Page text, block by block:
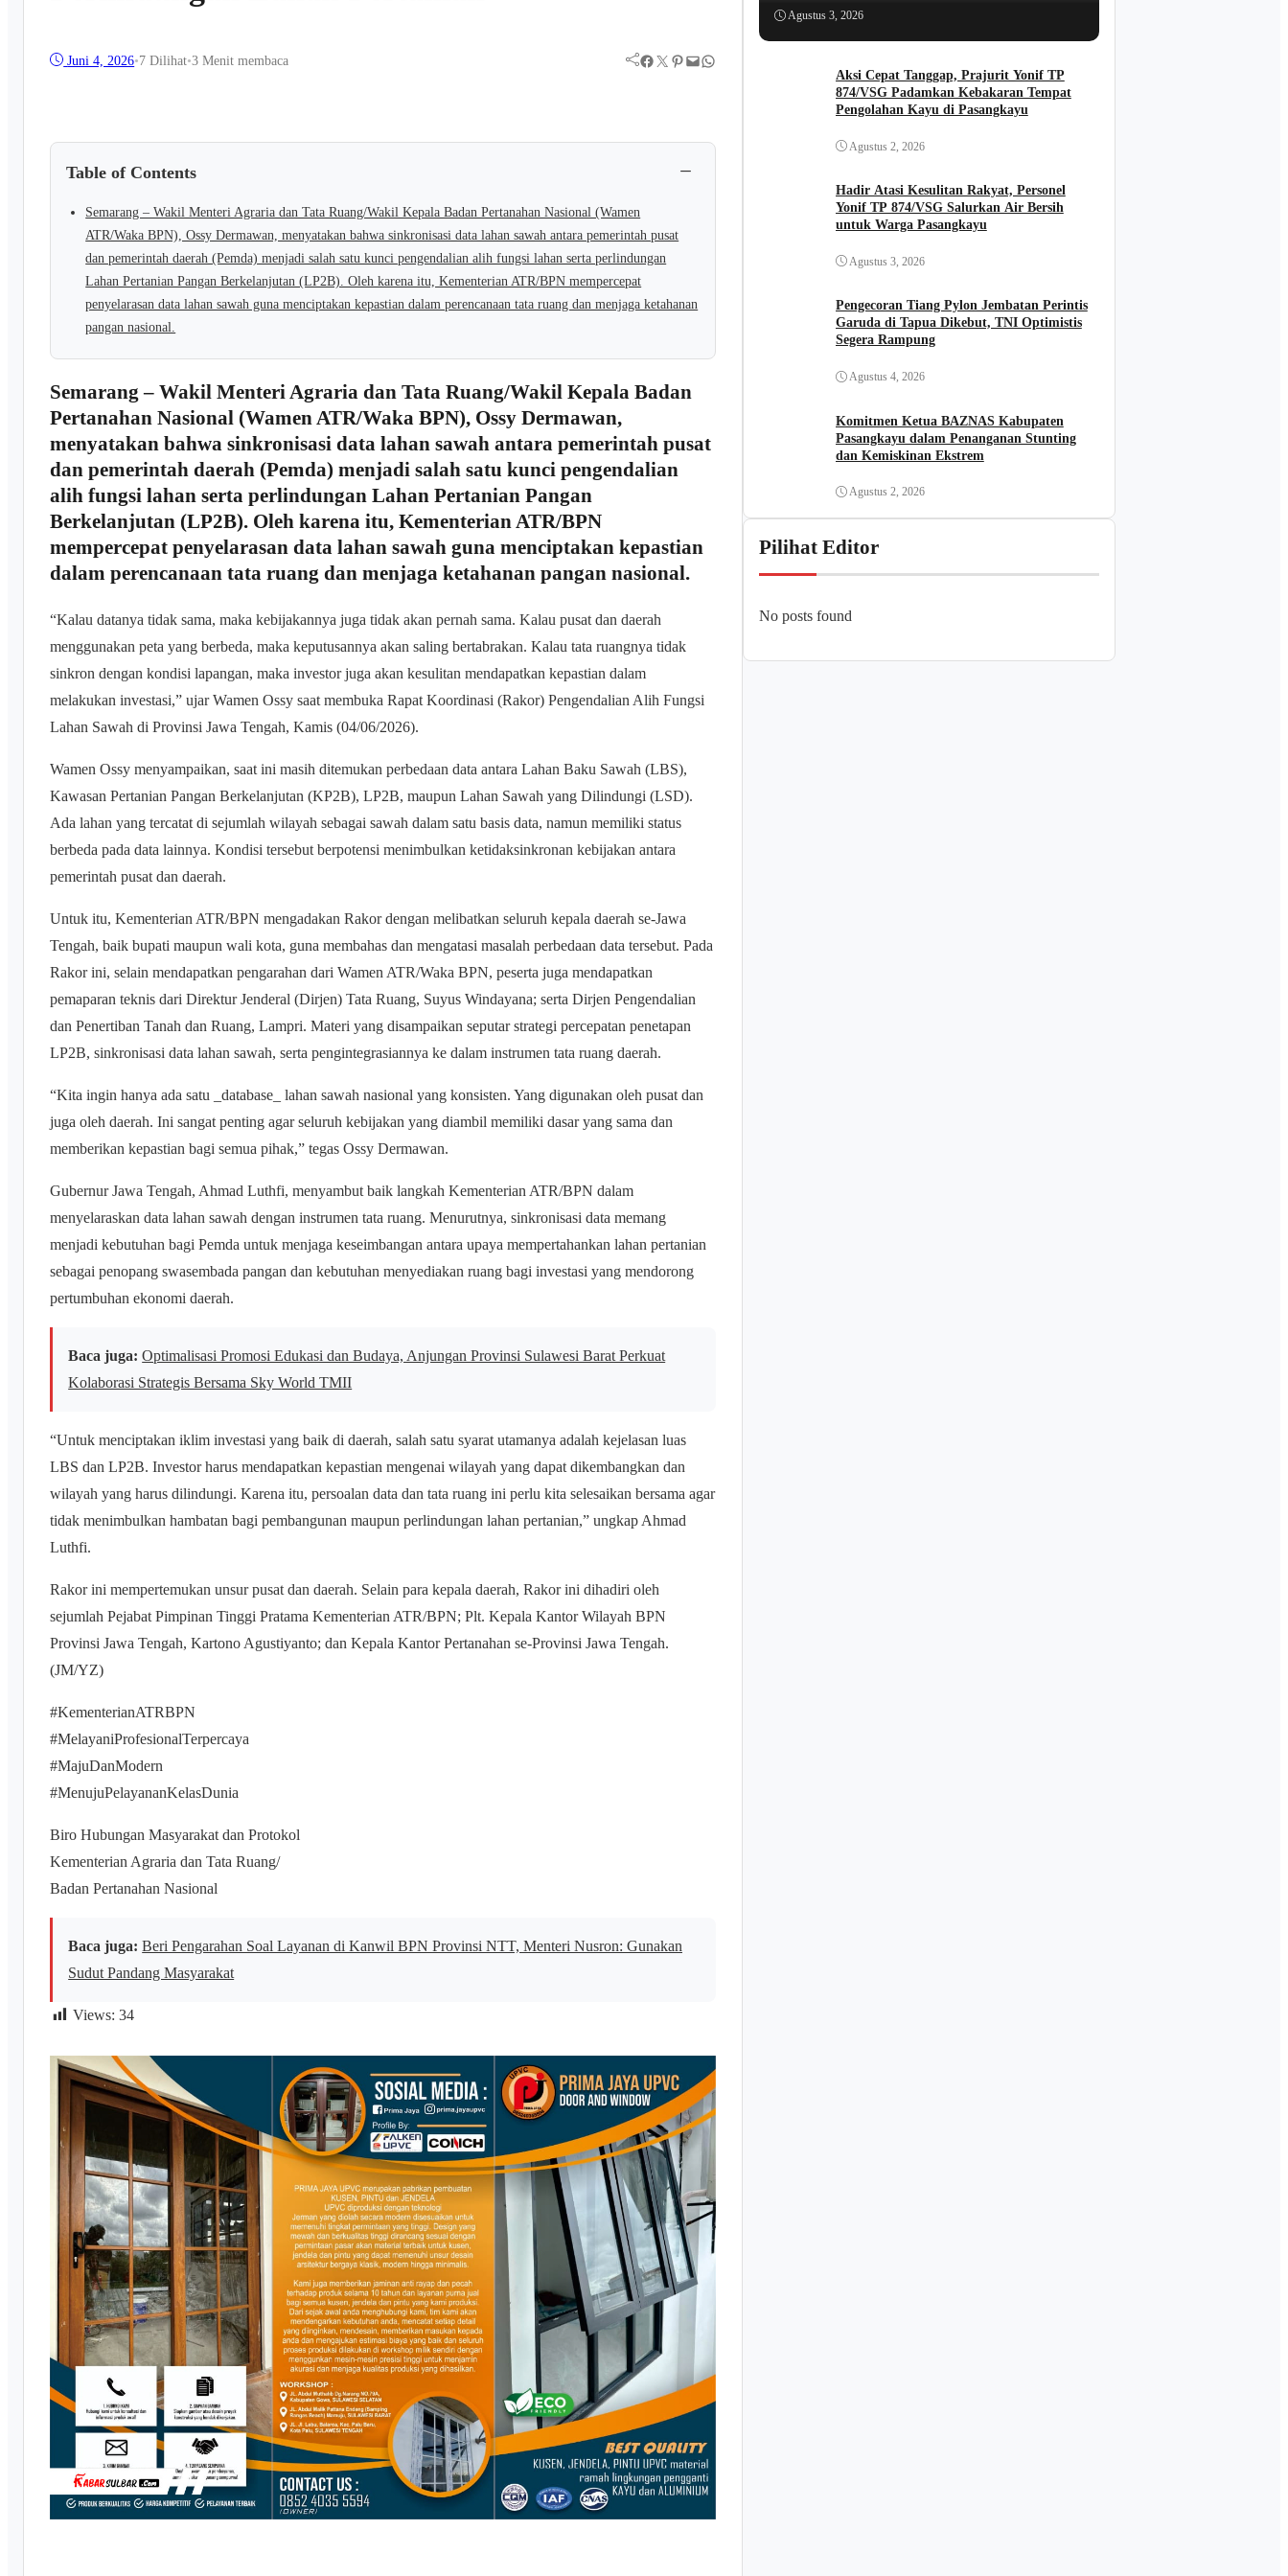
Juni 4, 2026•7Dilihat•3 Menit membaca Facebook Twitter Pinterest Mail WhatsApp
Table of Contents −
Semarang – Wakil Menteri Agraria dan Tata Ruang/Wakil Kepala Badan Pertanahan Nasional (Wamen
ATR/Waka BPN), Ossy Dermawan, menyatakan bahwa sinkronisasi data lahan sawah antara pemerintah pusat
dan pemerintah daerah (Pemda) menjadi salah satu kunci pengendalian alih fungsi lahan serta perlindungan
Lahan Pertanian Pangan Berkelanjutan (LP2B). Oleh karena itu, Kementerian ATR/BPN mempercepat
penyelarasan data lahan sawah guna menciptakan kepastian dalam perencanaan tata ruang dan menjaga ketahanan
pangan nasional.
Semarang – Wakil Menteri Agraria dan Tata Ruang/Wakil Kepala Badan
Pertanahan Nasional (Wamen ATR/Waka BPN), Ossy Dermawan,
menyatakan bahwa sinkronisasi data lahan sawah antara pemerintah pusat
dan pemerintah daerah (Pemda) menjadi salah satu kunci pengendalian
alih fungsi lahan serta perlindungan Lahan Pertanian Pangan
Berkelanjutan (LP2B). Oleh karena itu, Kementerian ATR/BPN
mempercepat penyelarasan data lahan sawah guna menciptakan kepastian
dalam perencanaan tata ruang dan menjaga ketahanan pangan nasional.
“Kalau datanya tidak sama, maka kebijakannya juga tidak akan pernah sama. Kalau pusat dan daerah
menggunakan peta yang berbeda, maka keputusannya akan saling bertabrakan. Kalau tata ruangnya tidak
sinkron dengan kondisi lapangan, maka investor juga akan kesulitan mendapatkan kepastian dalam
melakukan investasi,” ujar Wamen Ossy saat membuka Rapat Koordinasi (Rakor) Pengendalian Alih Fungsi
Lahan Sawah di Provinsi Jawa Tengah, Kamis (04/06/2026).
Wamen Ossy menyampaikan, saat ini masih ditemukan perbedaan data antara Lahan Baku Sawah (LBS),
Kawasan Pertanian Pangan Berkelanjutan (KP2B), LP2B, maupun Lahan Sawah yang Dilindungi (LSD).
Ada lahan yang tercatat di sejumlah wilayah sebagai sawah dalam satu basis data, namun memiliki status
berbeda pada data lainnya. Kondisi tersebut berpotensi menimbulkan ketidaksinkronan kebijakan antara
pemerintah pusat dan daerah.
Untuk itu, Kementerian ATR/BPN mengadakan Rakor dengan melibatkan seluruh kepala daerah se-Jawa
Tengah, baik bupati maupun wali kota, guna membahas dan mengatasi masalah perbedaan data tersebut. Pada
Rakor ini, selain mendapatkan pengarahan dari Wamen ATR/Waka BPN, peserta juga mendapatkan
pemaparan teknis dari Direktur Jenderal (Dirjen) Tata Ruang, Suyus Windayana; serta Dirjen Pengendalian
dan Penertiban Tanah dan Ruang, Lampri. Materi yang disampaikan seputar strategi percepatan penetapan
LP2B, sinkronisasi data lahan sawah, serta pengintegrasiannya ke dalam instrumen tata ruang daerah.
“Kita ingin hanya ada satu _database_ lahan sawah nasional yang konsisten. Yang digunakan oleh pusat dan
juga oleh daerah. Ini sangat penting agar seluruh kebijakan yang diambil memiliki dasar yang sama dan
memberikan kepastian bagi semua pihak,” tegas Ossy Dermawan.
Gubernur Jawa Tengah, Ahmad Luthfi, menyambut baik langkah Kementerian ATR/BPN dalam
menyelaraskan data lahan sawah dengan instrumen tata ruang. Menurutnya, sinkronisasi data memang
menjadi kebutuhan bagi Pemda untuk menjaga keseimbangan antara upaya mempertahankan lahan pertanian
sebagai penopang swasembada pangan dan kebutuhan menyediakan ruang bagi investasi yang mendorong
pertumbuhan ekonomi daerah.
Baca juga: Optimalisasi Promosi Edukasi dan Budaya, Anjungan Provinsi Sulawesi Barat Perkuat
Kolaborasi Strategis Bersama Sky World TMII
“Untuk menciptakan iklim investasi yang baik di daerah, salah satu syarat utamanya adalah kejelasan luas
LBS dan LP2B. Investor harus mendapatkan kepastian mengenai wilayah yang dapat dikembangkan dan
wilayah yang harus dilindungi. Karena itu, persoalan data dan tata ruang ini perlu kita selesaikan bersama agar
tidak menimbulkan hambatan bagi pembangunan maupun perlindungan lahan pertanian,” ungkap Ahmad
Luthfi.
Rakor ini mempertemukan unsur pusat dan daerah. Selain para kepala daerah, Rakor ini dihadiri oleh
sejumlah Pejabat Pimpinan Tinggi Pratama Kementerian ATR/BPN; Plt. Kepala Kantor Wilayah BPN
Provinsi Jawa Tengah, Kartono Agustiyanto; dan Kepala Kantor Pertanahan se-Provinsi Jawa Tengah.
(JM/YZ)
#KementerianATRBPN
#MelayaniProfesionalTerpercaya
#MajuDanModern
#MenujuPelayananKelasDunia
Biro Hubungan Masyarakat dan Protokol
Kementerian Agraria dan Tata Ruang/
Badan Pertanahan Nasional
Baca juga: Beri Pengarahan Soal Layanan di Kanwil BPN Provinsi NTT, Menteri Nusron: Gunakan
Sudut Pandang Masyarakat
Views: 34
Agustus 3, 2026
Aksi Cepat Tanggap, Prajurit Yonif TP
874/VSG Padamkan Kebakaran Tempat
Pengolahan Kayu di Pasangkayu
Agustus 2, 2026
Hadir Atasi Kesulitan Rakyat, Personel
Yonif TP 874/VSG Salurkan Air Bersih
untuk Warga Pasangkayu
Agustus 3, 2026
Pengecoran Tiang Pylon Jembatan Perintis
Garuda di Tapua Dikebut, TNI Optimistis
Segera Rampung
Agustus 4, 2026
Komitmen Ketua BAZNAS Kabupaten
Pasangkayu dalam Penanganan Stunting
dan Kemiskinan Ekstrem
Agustus 2, 2026
Pilihat Editor
No posts found